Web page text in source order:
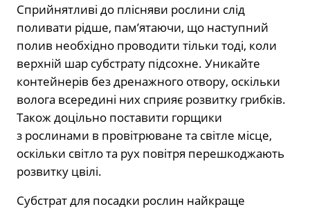
Сприйнятливі до плісняви ​​рослини слід
поливати рідше, пам’ятаючи, що наступний
полив необхідно проводити тільки тоді, коли
верхній шар субстрату підсохне. Уникайте
контейнерів без дренажного отвору, оскільки
волога всередині них сприяє розвитку грибків.
Також доцільно поставити горщики
з рослинами в провітрюване та світле місце,
оскільки світло та рух повітря перешкоджають
розвитку цвілі.
Субстрат для посадки рослин найкраще